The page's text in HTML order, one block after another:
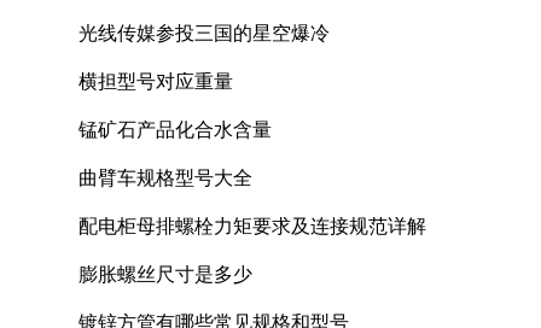
光线传媒参投三国的星空爆冷
横担型号对应重量
锰矿石产品化合水含量
曲臂车规格型号大全
配电柜母排螺栓力矩要求及连接规范详解
膨胀螺丝尺寸是多少
镀锌方管有哪些常见规格和型号